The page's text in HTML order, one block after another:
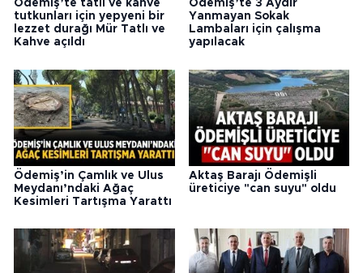
Ödemiş’te tatlı ve kahve
tutkunları için yepyeni bir
lezzet durağı Mür Tatlı ve
Kahve açıldı
Ödemiş’te 3 Aydır
Yanmayan Sokak
Lambaları için çalışma
yapılacak
Ödemiş’in Çamlık ve Ulus
Meydanı’ndaki Ağaç
Kesimleri Tartışma Yarattı
Aktaş Barajı Ödemişli
üreticiye "can suyu" oldu